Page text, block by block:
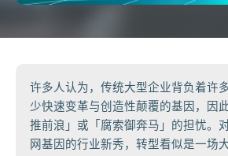
许多人认为，传统大型企业背负着许
少快速变革与创造性颠覆的基因，因
推前浪」或「腐索御奔马」的担忧。
网基因的行业新秀，转型看似是一场